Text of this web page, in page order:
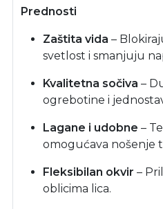
Prednosti
Zaštita vida –
svetlost i smanjuju
Kvalitetna sočiva –
ogrebotine i
Lagane i udobne –
omogućava nošenje
Fleksibilan okvir –
oblicima lica.